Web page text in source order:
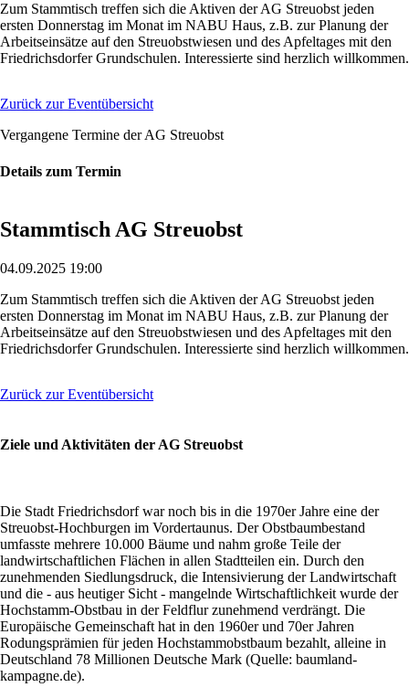
Zum Stammtisch treffen sich die Aktiven der AG Streuobst jeden
ersten Donnerstag im Monat im NABU Haus, z.B. zur Planung der
Arbeitseinsätze auf den Streuobstwiesen und des Apfeltages mit den
Friedrichsdorfer Grundschulen. Interessierte sind herzlich willkommen.
Zurück zur Eventübersicht
Vergangene Termine der AG Streuobst
Details zum Termin
Stammtisch AG Streuobst
04.09.2025 19:00
Zum Stammtisch treffen sich die Aktiven der AG Streuobst jeden
ersten Donnerstag im Monat im NABU Haus, z.B. zur Planung der
Arbeitseinsätze auf den Streuobstwiesen und des Apfeltages mit den
Friedrichsdorfer Grundschulen. Interessierte sind herzlich willkommen.
Zurück zur Eventübersicht
Ziele und Aktivitäten der AG Streuobst
Die Stadt Friedrichsdorf war noch bis in die 1970er Jahre eine der
Streuobst-Hochburgen im Vordertaunus. Der Obstbaumbestand
umfasste mehrere 10.000 Bäume und nahm große Teile der
landwirtschaftlichen Flächen in allen Stadtteilen ein. Durch den
zunehmenden Siedlungsdruck, die Intensivierung der Landwirtschaft
und die - aus heutiger Sicht - mangelnde Wirtschaftlichkeit wurde der
Hochstamm-Obstbau in der Feldflur zunehmend verdrängt. Die
Europäische Gemeinschaft hat in den 1960er und 70er Jahren
Rodungsprämien für jeden Hochstammobstbaum bezahlt, alleine in
Deutschland 78 Millionen Deutsche Mark (Quelle: baumland-
kampagne.de).